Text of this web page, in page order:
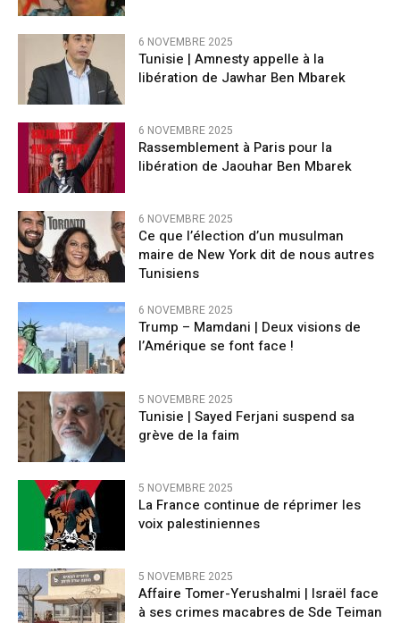
6 NOVEMBRE 2025
Tunisie | Amnesty appelle à la
libération de Jawhar Ben Mbarek
6 NOVEMBRE 2025
Rassemblement à Paris pour la
libération de Jaouhar Ben Mbarek
6 NOVEMBRE 2025
Ce que l’élection d’un musulman
maire de New York dit de nous autres
Tunisiens
6 NOVEMBRE 2025
Trump – Mamdani | Deux visions de
l’Amérique se font face !
5 NOVEMBRE 2025
Tunisie | Sayed Ferjani suspend sa
grève de la faim
5 NOVEMBRE 2025
La France continue de réprimer les
voix palestiniennes
5 NOVEMBRE 2025
Affaire Tomer-Yerushalmi | Israël face
à ses crimes macabres de Sde Teiman